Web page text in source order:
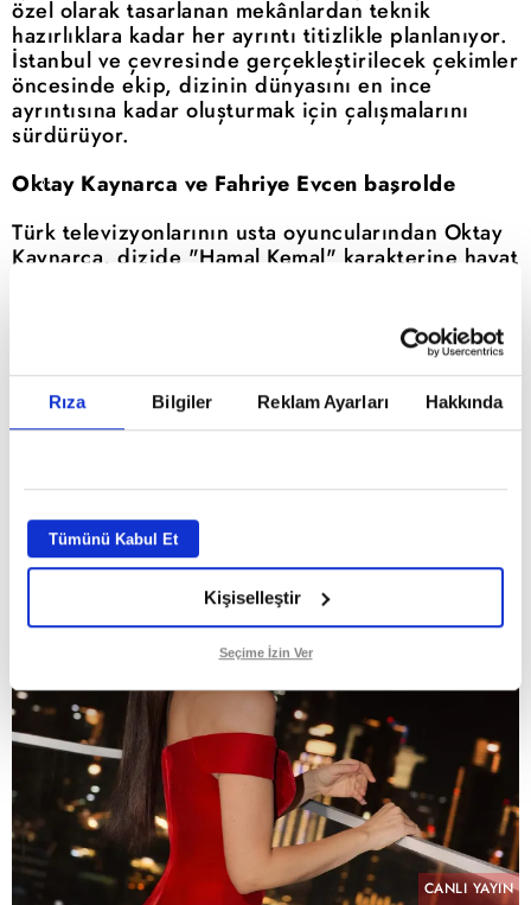
Rıza Bilgiler Reklam Ayarları Hakkında
Tümünü Kabul Et
Kişiselleştir
Seçime İzin Ver
Reddet
özel olarak tasarlanan mekânlardan teknik
hazırlıklara kadar her ayrıntı titizlikle planlanıyor.
İstanbul ve çevresinde gerçekleştirilecek çekimler
öncesinde ekip, dizinin dünyasını en ince
ayrıntısına kadar oluşturmak için çalışmalarını
sürdürüyor.
Oktay Kaynarca ve Fahriye Evcen başrolde
Türk televizyonlarının usta oyuncularından Oktay
Kaynarca, dizide "Hamal Kemal" karakterine hayat
CANLI YAYIN